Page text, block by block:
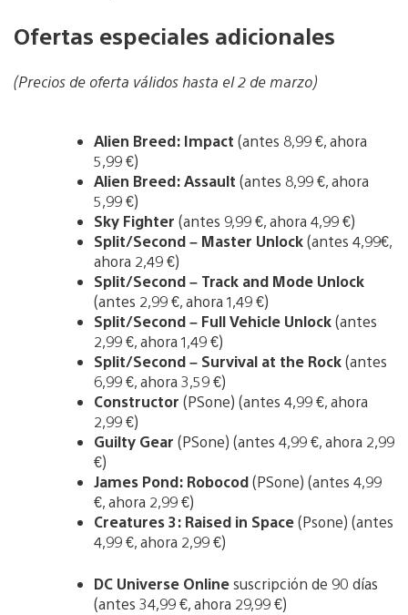
Ofertas especiales adicionales
(Precios de oferta válidos hasta el 2 de marzo)
Alien Breed: Impact (antes 8,99 €, ahora
5,99 €)
Alien Breed: Assault (antes 8,99 €, ahora
5,99 €)
Sky Fighter (antes 9,99 €, ahora 4,99 €)
Split/Second – Master Unlock(antes 4,99€,
ahora 2,49 €)
Split/Second – Track and Mode Unlock
(antes 2,99 €, ahora 1,49 €)
Split/Second – Full Vehicle Unlock(antes
2,99 €, ahora 1,49 €)
Split/Second – Survival at the Rock(antes
6,99 €, ahora 3,59 €)
Constructor (PSone) (antes 4,99 €, ahora
2,99 €)
Guilty Gear (PSone) (antes 4,99 €, ahora 2,99
€)
James Pond: Robocod(PSone) (antes 4,99
€, ahora 2,99 €)
Creatures 3: Raised in Space(Psone) (antes
4,99 €, ahora 2,99 €)
DC Universe Onlinesuscripción de 90 días
(antes 34,99 €, ahora 29,99 €)